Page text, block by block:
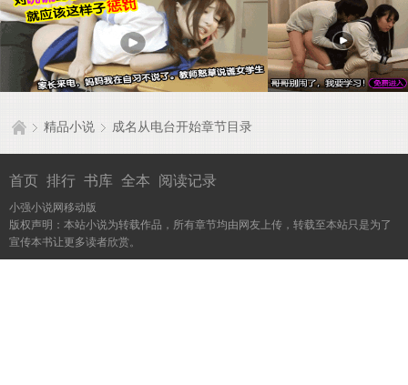
精品小说 成名从电台开始章节目录
首页 排行 书库 全本 阅读记录
小强小说网移动版
版权声明：本站小说为转载作品，所有章节均由网友上传，转载至本站只是为了
宣传本书让更多读者欣赏。